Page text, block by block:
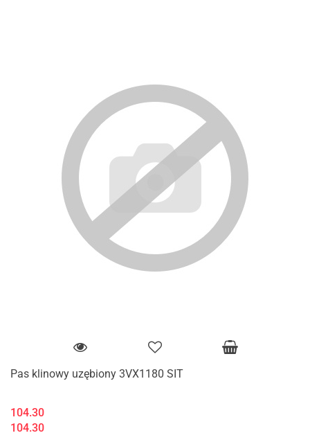
Pas klinowy uzębiony 3VX1180 SIT
104.30
104.30